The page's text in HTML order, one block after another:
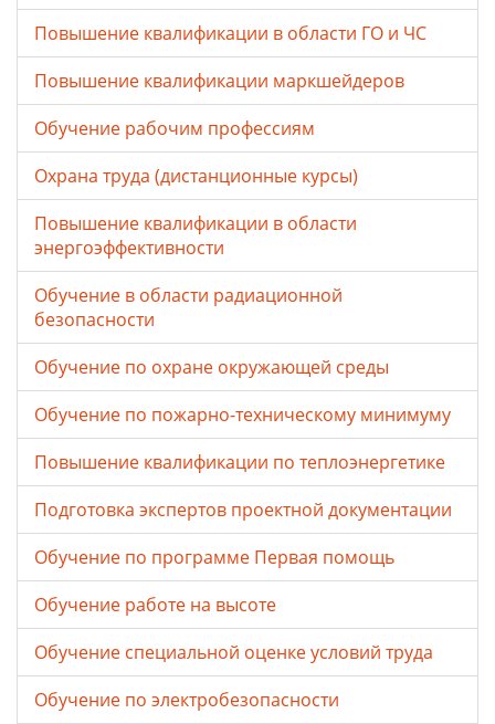
Повышение квалификации в области ГО и ЧС
Повышение квалификации маркшейдеров
Обучение рабочим профессиям
Охрана труда (дистанционные курсы)
Повышение квалификации в области
энергоэффективности
Обучение в области радиационной
безопасности
Обучение по охране окружающей среды
Обучение по пожарно-техническому минимуму
Повышение квалификации по теплоэнергетике
Подготовка экспертов проектной документации
Обучение по программе Первая помощь
Обучение работе на высоте
Обучение специальной оценке условий труда
Обучение по электробезопасности